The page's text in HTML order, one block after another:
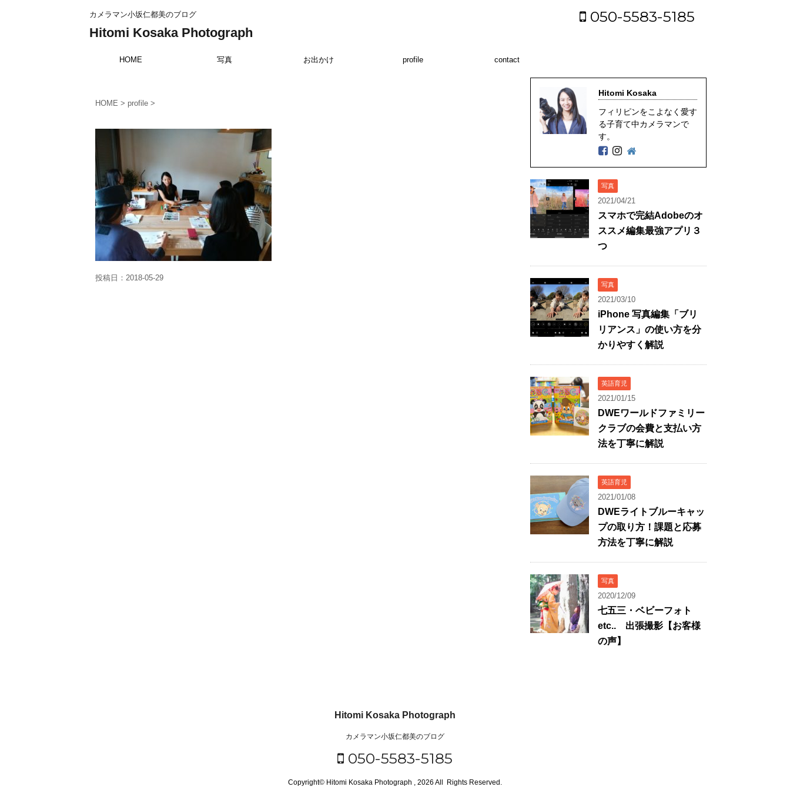
カメラマン小坂仁都美のブログ
Hitomi Kosaka Photograph
050-5583-5185
HOME 写真 お出かけ profile contact
HOME > profile >
投稿日： 2018-05-29
Hitomi Kosaka
フィリピンをこよなく愛す
る子育て中カメラマンで
す。
写真
2021/04/21
スマホで完結Adobeのオ
ススメ編集最強アプリ３
つ
写真
2021/03/10
iPhone 写真編集「ブリ
リアンス」の使い方を分
かりやすく解説
英語育児
2021/01/15
DWEワールドファミリー
クラブの会費と支払い方
法を丁寧に解説
英語育児
2021/01/08
DWEライトブルーキャッ
プの取り方！課題と応募
方法を丁寧に解説
写真
2020/12/09
七五三・ベビーフォト
etc.. 出張撮影【お客様
の声】
Hitomi Kosaka Photograph
カメラマン小坂仁都美のブログ
050-5583-5185
Copyright© Hitomi Kosaka Photograph , 2026 All Rights Reserved.